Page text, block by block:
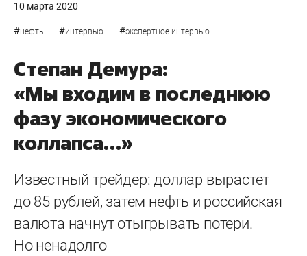
10 марта 2020
#нефть #интервью #экспертное интервью
Степан Демура:
«Мы входим в последнюю
фазу экономического
коллапса…»
Известный трейдер: доллар вырастет
до 85 рублей, затем нефть и российская
валюта начнут отыгрывать потери.
Но ненадолго